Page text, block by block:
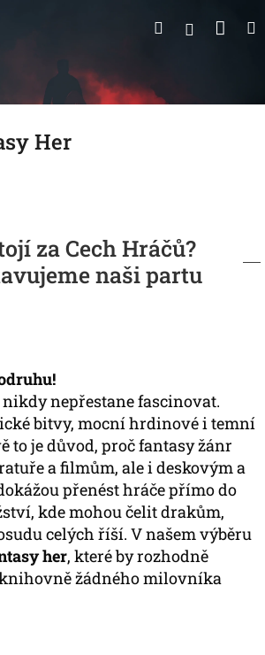
Hledat
Her
za Cech Hráčů?
naši partu
nepřestane fascinovat.
bitvy, mocní hrdinové i temní
to je důvod, proč fantasy žánr
a filmům, ale i deskovým a
přenést hráče přímo do
kde mohou čelit drakům,
celých říší. V našem výběru
her, které by rozhodně
žádného milovníka